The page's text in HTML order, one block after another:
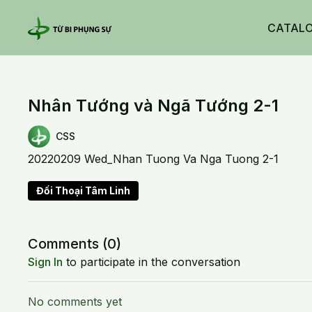
Nhân Tướng và Ngã Tướng 2-1
CSS
20220209 Wed_Nhan Tuong Va Nga Tuong 2-1
Đối Thoại Tâm Linh
Comments (0)
Sign In to participate in the conversation
No comments yet